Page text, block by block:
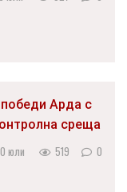
Арда с
среща
юли 519 0